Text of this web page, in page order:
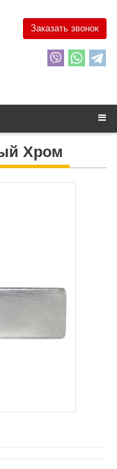
Заказать звонок
Хром